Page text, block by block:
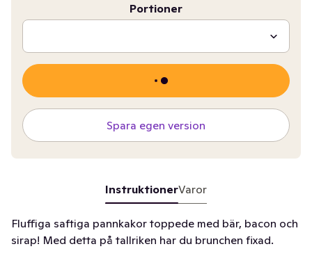
Portioner
Spara egen version
InstruktionerVaror
Fluffiga saftiga pannkakor toppede med bär, bacon och
sirap! Med detta på tallriken har du brunchen fixad.